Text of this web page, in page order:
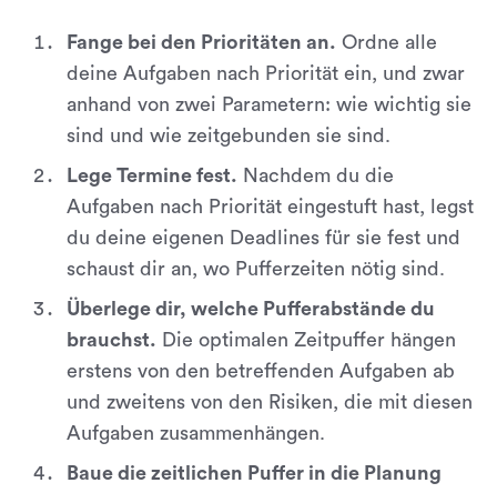
Fange bei den Prioritäten an. Ordne alle
deine Aufgaben nach Priorität ein, und zwar
anhand von zwei Parametern: wie wichtig sie
sind und wie zeitgebunden sie sind.
Lege Termine fest. Nachdem du die
Aufgaben nach Priorität eingestuft hast, legst
du deine eigenen Deadlines für sie fest und
schaust dir an, wo Pufferzeiten nötig sind.
Überlege dir, welche Pufferabstände du
brauchst. Die optimalen Zeitpuffer hängen
erstens von den betreffenden Aufgaben ab
und zweitens von den Risiken, die mit diesen
Aufgaben zusammenhängen.
Baue die zeitlichen Puffer in die Planung